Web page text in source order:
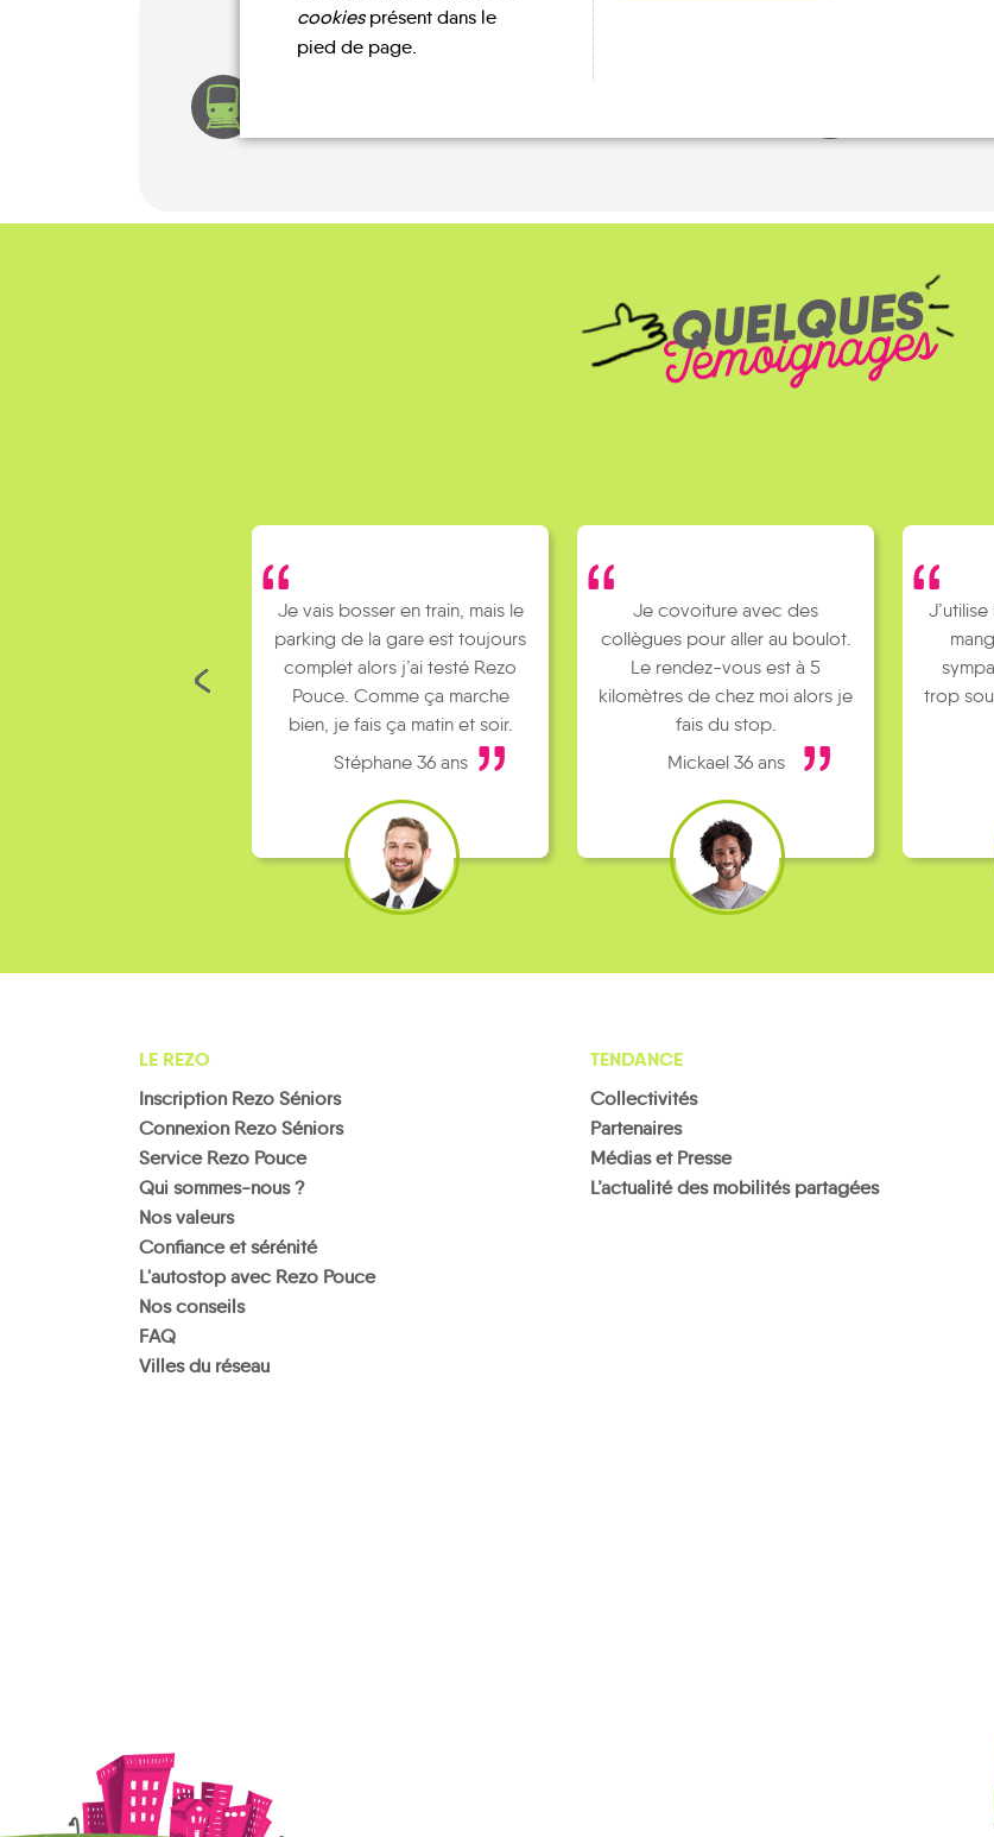
QUELQUES
Témoignages
Je vais bosser en train, mais le
parking de la gare est toujours
complet alors j’ai testé Rezo
Pouce. Comme ça marche
bien, je fais ça matin et soir.
Stéphane 36 ans
Je covoiture avec des
collègues pour aller au boulot.
Le rendez-vous est à 5
kilomètres de chez moi alors je
fais du stop.
Mickael 36 ans
trop
LE REZO
Inscription Rezo Séniors
Connexion Rezo Séniors
Service Rezo Pouce
Qui sommes-nous ?
Nos valeurs
Confiance et sérénité
L'autostop avec Rezo Pouce
Nos conseils
FAQ
Villes du réseau
TENDANCE
Collectivités
Partenaires
Médias et Presse
L’actualité des mobilités partagées
cookiesprésent dans le
pied de page.